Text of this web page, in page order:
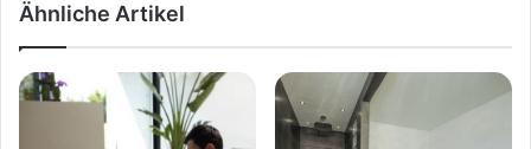
Ähnliche Artikel